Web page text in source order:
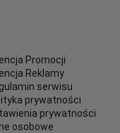
Promocji
Reklamy
serwisu
prywatności
prywatności
osobowe